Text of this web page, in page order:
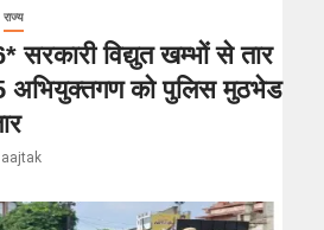
राज्य
विद्युत खम्भों से तार
अभियुक्तगण को पुलिस मुठभेड
aajtak